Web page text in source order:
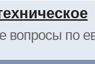
вопросы по